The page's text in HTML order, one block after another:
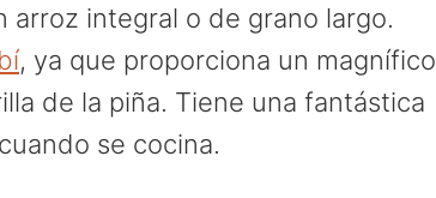
integral o de grano largo.
, ya que proporciona un magnífico
de la piña. Tiene una fantástica
se cocina.